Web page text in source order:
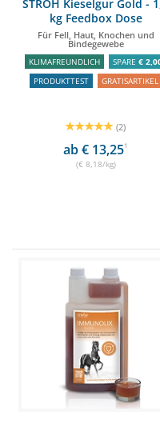
STRÖH Kieselgur Gold -
kg Feedbox Dose
Für Fell, Haut, Knochen und
Bindegewebe
KLIMAFREUNDLICH SPARE €
PRODUKTTEST
GRATISARTIKEL
(2)
ab € 13,251
(€ 8,18/kg)